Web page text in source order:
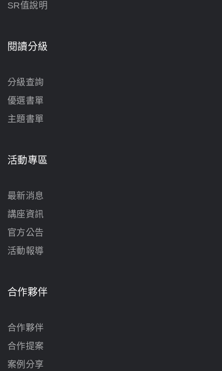
SR值說明
閱讀分級
分級查詢
優選書單
主題書單
活動專區
最新消息
講座資訊
官方公告
活動報導
合作夥伴
合作夥伴
合作提案
案例分享